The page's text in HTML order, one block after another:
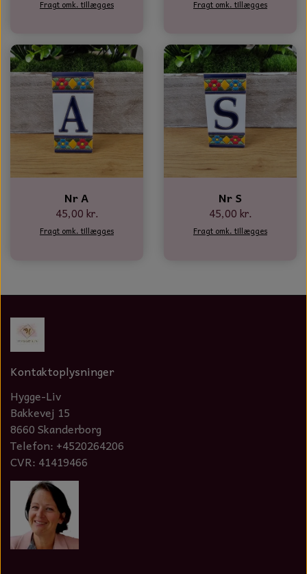
KERAMIK BLOMSTER
Fragt omk. tillægges Fragt omk. tillægges
Nr A
45,00 kr.
Fragt omk. tillægges
Nr S
45,00 kr.
Fragt omk. tillægges
Kontaktoplysninger
Hygge-Liv
Bakkevej 15
8660 Skanderborg
Telefon: +4520264206
CVR: 41419466